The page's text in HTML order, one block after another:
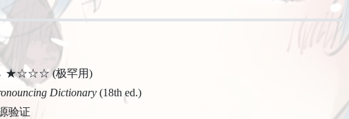
★☆☆☆ (极罕用)
Dictionary (18th ed.)
验证